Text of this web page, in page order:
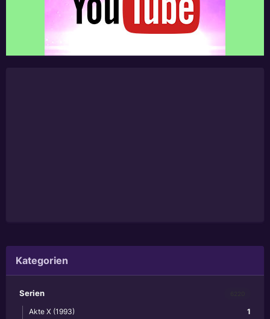
Kategorien
Serien
1
Akte X (1993)